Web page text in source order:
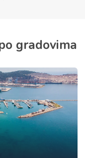
gradovima